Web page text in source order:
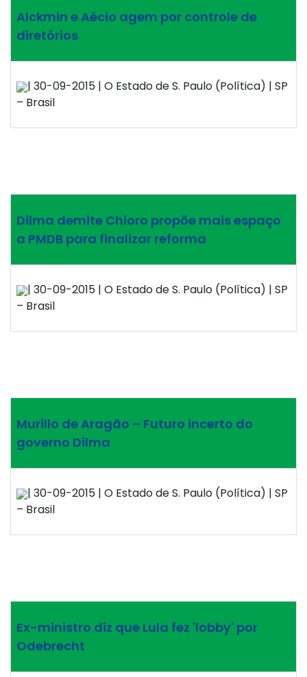
Alckmin e Aécio agem por controle de
diretórios
| 30-09-2015 | O Estado de S. Paulo (Política) | SP
– Brasil
Dilma demite Chioro propõe mais espaço
a PMDB para finalizar reforma
| 30-09-2015 | O Estado de S. Paulo (Política) | SP
– Brasil
Murillo de Aragão – Futuro incerto do
governo Dilma
| 30-09-2015 | O Estado de S. Paulo (Política) | SP
– Brasil
Ex-ministro diz que Lula fez 'lobby' por
Odebrecht